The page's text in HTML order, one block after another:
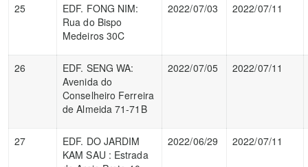
25
EDF. FONG NIM:
Rua do Bispo
Medeiros 30C
2022/07/03 2022/07/11
26
EDF. SENG WA:
Avenida do
Conselheiro Ferreira
de Almeida 71-71B
2022/07/05 2022/07/11
27
EDF. DO JARDIM
KAM SAU : Estrada
2022/06/29 2022/07/11